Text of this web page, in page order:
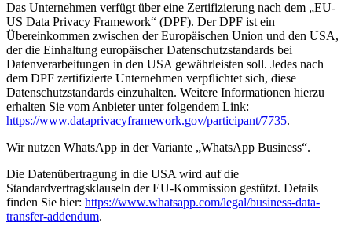
Das Unternehmen verfügt über eine Zertifizierung nach dem „EU-
US Data Privacy Framework“ (DPF). Der DPF ist ein
Übereinkommen zwischen der Europäischen Union und den USA,
der die Einhaltung europäischer Datenschutzstandards bei
Datenverarbeitungen in den USA gewährleisten soll. Jedes nach
dem DPF zertifizierte Unternehmen verpflichtet sich, diese
Datenschutzstandards einzuhalten. Weitere Informationen hierzu
erhalten Sie vom Anbieter unter folgendem Link:
https://www.dataprivacyframework.gov/participant/7735.
Wir nutzen WhatsApp in der Variante „WhatsApp Business“.
Die Datenübertragung in die USA wird auf die
Standardvertragsklauseln der EU-Kommission gestützt. Details
finden Sie hier: https://www.whatsapp.com/legal/business-data-
transfer-addendum.